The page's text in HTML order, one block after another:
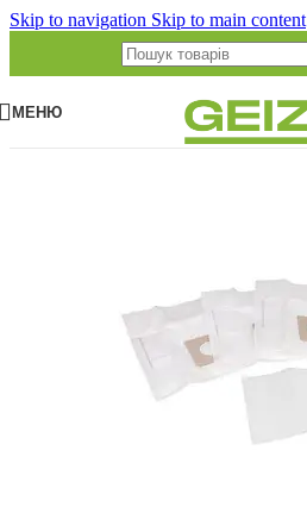
Skip to navigation Skip to main content
МЕНЮ